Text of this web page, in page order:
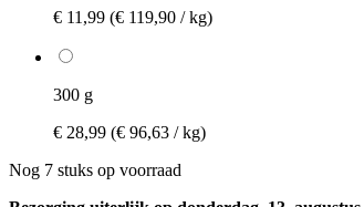
€ 11,99 (€ 119,90 / kg)
300 g
€ 28,99 (€ 96,63 / kg)
Nog 7 stuks op voorraad